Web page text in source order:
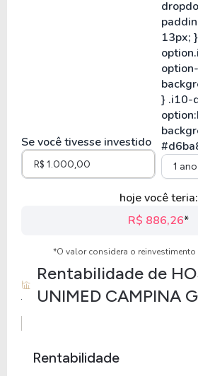
Se você tivesse investido
1 ano
hoje você teria:
R$ 886,26*
*O valor considera o
Rentabilidade de
UNIMED CAMPINA
Rentabilidade